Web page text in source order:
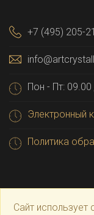
+7 (495) 205-
Пон - Пт:
Электронный
Политика
Сайт